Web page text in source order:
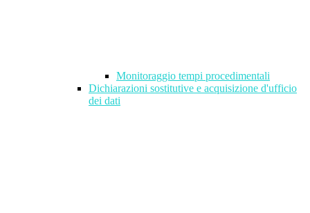
Monitoraggio tempi procedimentali
Dichiarazioni sostitutive e acquisizione d'ufficio
dei dati